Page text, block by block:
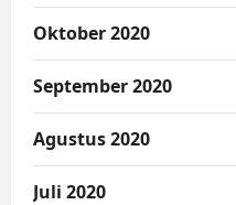
Oktober 2020
September 2020
Agustus 2020
Juli 2020